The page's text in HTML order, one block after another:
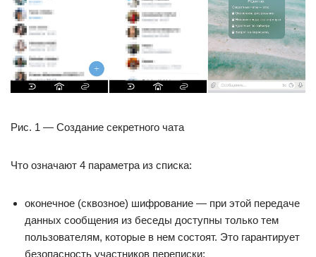
Рис. 1 — Создание секретного чата
Что означают 4 параметра из списка:
оконечное (сквозное) шифрование — при этой передаче
данных сообщения из беседы доступны только тем
пользователям, которые в нем состоят. Это гарантирует
безопасность участников переписки;